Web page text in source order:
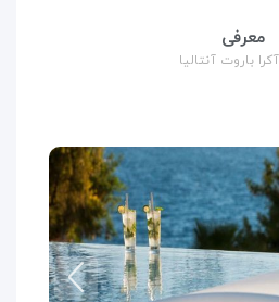
معرفی
باروت آنتالیا